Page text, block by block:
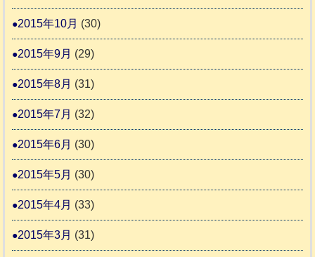
2015年10月 (30)
2015年9月 (29)
2015年8月 (31)
2015年7月 (32)
2015年6月 (30)
2015年5月 (30)
2015年4月 (33)
2015年3月 (31)